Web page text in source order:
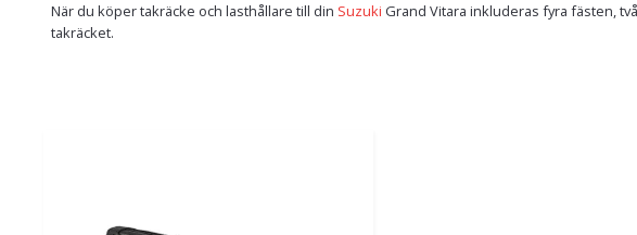
När du köper takräcke och lasthållare till din Suzuki Grand Vitara inkluderas fyra fästen,
takräcket.